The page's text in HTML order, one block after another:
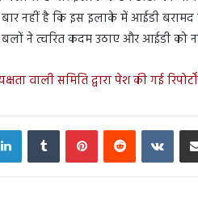
नहीं है कि इस इलाके में आईडी
ने त्वरित कदम उठाए और आईडी को
वाली समिति द्वारा पेश की गई
LinkedInTumblr PinterestReddit